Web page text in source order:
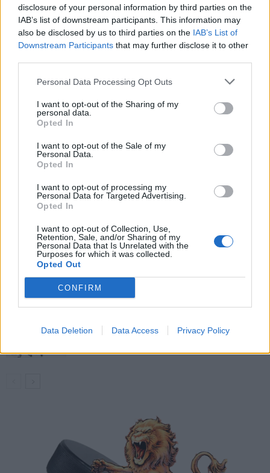
disclosure of your personal information by third parties on the
IAB’s list of downstream participants. This information may
also be disclosed by us to third parties on the IAB’s List of
Downstream Participants that may further disclose it to other
Personal Data Processing Opt Outs
I want to opt-out of the Sharing of my
personal data.
Opted In
I want to opt-out of the Sale of my
Personal Data.
Opted In
I want to opt-out of processing my
Personal Data for Targeted Advertising.
Opted In
I want to opt-out of Collection, Use,
Retention, Sale, and/or Sharing of my
Personal Data that Is Unrelated with the
Purposes for which it was collected.
Opted Out
CONFIRM
Data Deletion Data Access Privacy Policy
Edellinen artikkeli
viikon päästä – näin voit
seurata kisoja!
Seuraava artikkeli
sopimuksia – nyt NHL-
Leijonat julkisti ketjut Sveitsi-peliin –
kaukaloon
Venäläisveskari sekosi Suomen 2.
divisioonassa – sai samasta tilanteesta
50 jäähyminuuttia
Kanada – USA klo 15:10 – näin katsot
ottelun ilmaiseksi TV:stä